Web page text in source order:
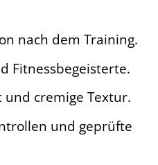
nach dem Training.
Fitnessbegeisterte.
cremige Textur.
und geprüfte